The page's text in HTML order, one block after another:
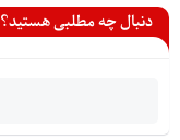
دنبال چه مطلبی هستید؟